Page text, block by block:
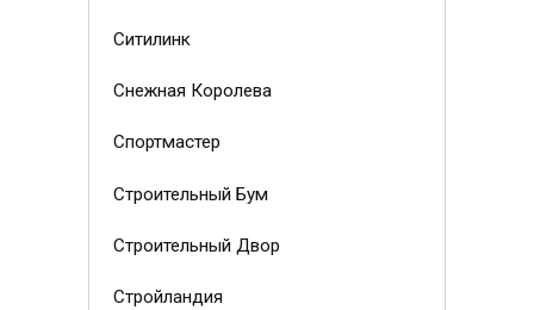
Ситилинк
Снежная Королева
Спортмастер
Строительный Бум
Строительный Двор
Стройландия